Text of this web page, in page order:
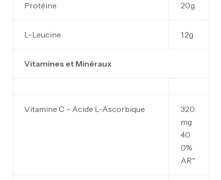
Protéine 20g
L-Leucine 1.2g
Vitamines et Minéraux
Vitamine C – Acide L-Ascorbique
320
mg
40
0%
AR*